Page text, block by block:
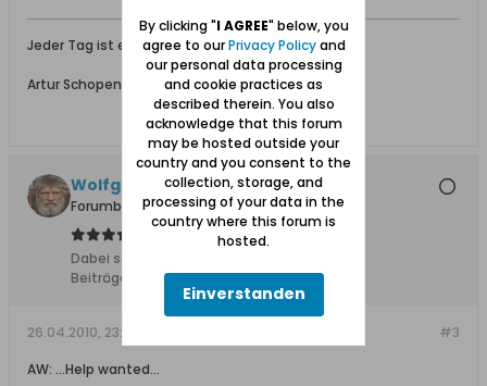
Jeder Tag ist ein kleines Leben für sich.
Artur Schopenhauer* 1788 Danzig
Wolfgang
Forumbetreiber
Dabei seit:
Beiträge:
11627
#3
26.04.2010, 23:16
AW: ...Help wanted...
By clicking "I AGREE" below, you
agree to ourPrivacy Policyand
our personal data processing
and cookie practices as
described therein. You also
acknowledge that this forum
may be hosted outside your
country and you consent to the
collection, storage, and
processing of your data in the
country where this forum is
hosted.
Einverstanden